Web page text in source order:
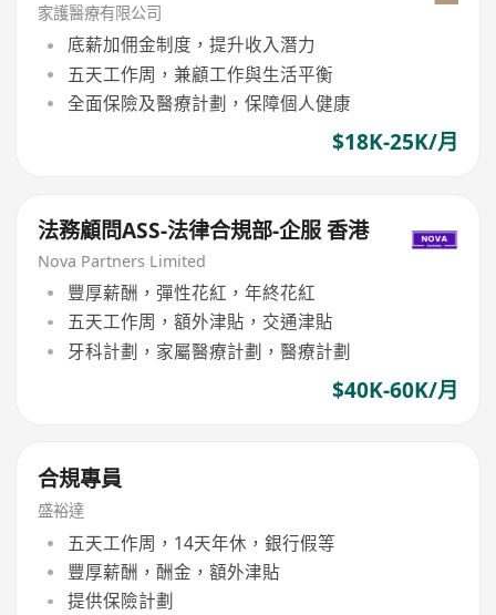
家護醫療有限公司
底薪加佣金制度，提升收入潛力
五天工作周，兼顧工作與生活平衡
全面保險及醫療計劃，保障個人健康
$18K-25K/月
法務顧問ASS-法律合規部-企服 香港
Nova Partners Limited
豐厚薪酬，彈性花紅，年終花紅
五天工作周，額外津貼，交通津貼
牙科計劃，家屬醫療計劃，醫療計劃
$40K-60K/月
合規專員
盛裕達
五天工作周，14天年休，銀行假等
豐厚薪酬，酬金，額外津貼
提供保險計劃